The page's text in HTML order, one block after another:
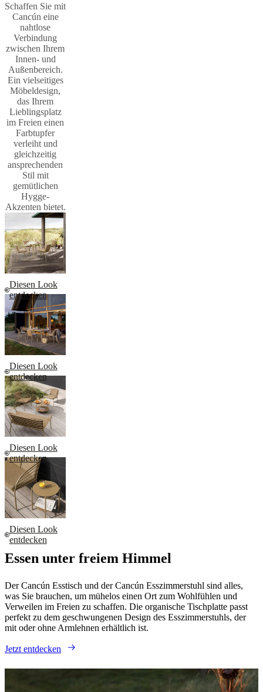
Schaffen Sie mit
Cancún eine
nahtlose
Verbindung
zwischen Ihrem
Innen- und
Außenbereich.
Ein vielseitiges
Möbeldesign,
das Ihrem
Lieblingsplatz
im Freien einen
Farbtupfer
verleiht und
gleichzeitig
ansprechenden
Stil mit
gemütlichen
Hygge-
Akzenten bietet.
Diesen Look
entdecken
Diesen Look
entdecken
Diesen Look
entdecken
Diesen Look
entdecken
Essen unter freiem Himmel
Der Cancún Esstisch und der Cancún Esszimmerstuhl sind alles,
was Sie brauchen, um mühelos einen Ort zum Wohlfühlen und
Verweilen im Freien zu schaffen. Die organische Tischplatte passt
perfekt zu dem geschwungenen Design des Esszimmerstuhls, der
mit oder ohne Armlehnen erhältlich ist.
Jetzt entdecken